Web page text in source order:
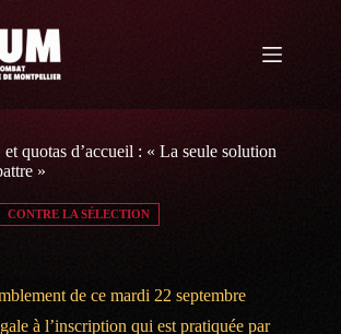
quotas d’accueil : « La seule solution
»
CONTRE LA SÉLECTION
de ce mardi 22 septembre
à l’inscription qui est pratiquée par